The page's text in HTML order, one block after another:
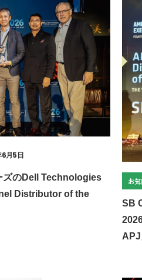
月5日
ズのDell Technologies
Distributor of the
お
SB